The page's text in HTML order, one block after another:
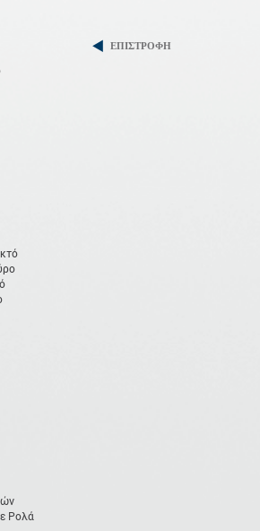
Ρολά
ΕΠΙΣΤΡΟΦΗ